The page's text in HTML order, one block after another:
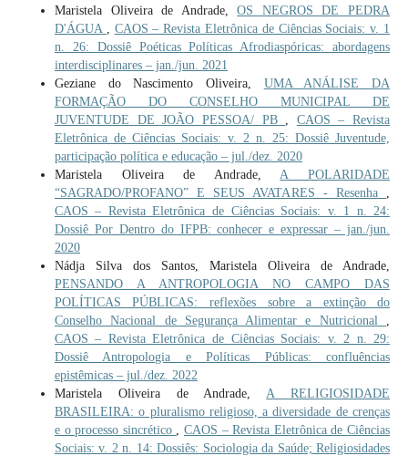
Maristela Oliveira de Andrade,OS NEGROS DE PEDRA
D'ÁGUA
CAOS – Revista Eletrônica de Ciências Sociais: v. 1
n. 26: Dossiê Poéticas Políticas Afrodiaspóricas: abordagens
interdisciplinares – jan./jun. 2021
Geziane do Nascimento Oliveira, UMA ANÁLISE DA
FORMAÇÃO DO CONSELHO MUNICIPAL DE
JUVENTUDE DE JOÃO PESSOA/ PB
CAOS – Revista
Eletrônica de Ciências Sociais: v. 2 n. 25: Dossiê Juventude,
participação política e educação – jul./dez. 2020
Maristela Oliveira de Andrade, A POLARIDADE
“SAGRADO/PROFANO” E SEUS AVATARES - Resenha
CAOS – Revista Eletrônica de Ciências Sociais: v. 1 n. 24:
Dossiê Por Dentro do IFPB: conhecer e expressar – jan./jun.
2020
Nádja Silva dos Santos, Maristela Oliveira de Andrade,
PENSANDO A ANTROPOLOGIA NO CAMPO DAS
POLÍTICAS PÚBLICAS: reflexões sobre a extinção do
Conselho Nacional de Segurança Alimentar e Nutricional
CAOS – Revista Eletrônica de Ciências Sociais: v. 2 n. 29:
Dossiê Antropologia e Políticas Públicas: confluências
epistêmicas – jul./dez. 2022
Maristela Oliveira de Andrade, A RELIGIOSIDADE
BRASILEIRA: o pluralismo religioso, a diversidade de crenças
e o processo sincrético
,CAOS – Revista Eletrônica de Ciências
Sociais: v. 2 n. 14: Dossiês: Sociologia da Saúde; Religiosidades